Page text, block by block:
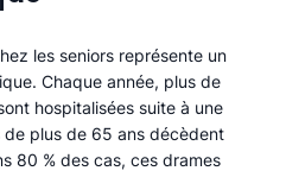
les seniors représente un
Chaque année, plus de
hospitalisées suite à une
plus de 65 ans décèdent
80 % des cas, ces drames